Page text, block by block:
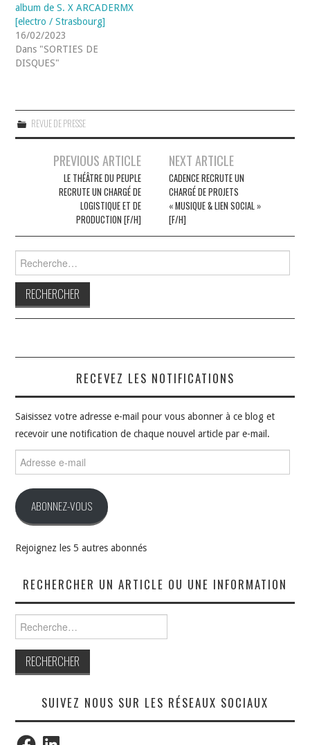
album de S. X ARCADERMX
[electro / Strasbourg]
16/02/2023
Dans "SORTIES DE
DISQUES"
REVUE DE PRESSE
NavigationPREVIOUS ARTICLE
LE THÉÂTRE DU PEUPLE
RECRUTE UN CHARGÉ DE
LOGISTIQUE ET DE
PRODUCTION [F/H]
NEXT ARTICLE
CADENCE RECRUTE UN
CHARGÉ DE PROJETS
« MUSIQUE & LIEN SOCIAL »
[F/H]
RECEVEZ LES NOTIFICATIONS
Saisissez votre adresse e-mail pour vous abonner à ce blog et
recevoir une notification de chaque nouvel article par e-mail.
e-
ABONNEZ-VOUS
Rejoignez les 5 autres abonnés
RECHERCHER UN ARTICLE OU UNE INFORMATION
SUIVEZ NOUS SUR LES RÉSEAUX SOCIAUX
FacebookLinkedIn